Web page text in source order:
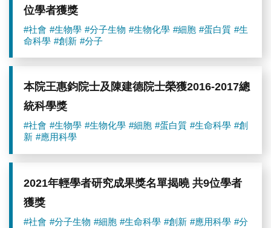
位學者獲獎
#社會 #生物學 #分子生物 #生物化學 #細胞 #蛋白質 #生
命科學 #創新 #分子
本院王惠鈞院士及陳建德院士榮獲2016-2017總
統科學獎
#社會 #生物學 #生物化學 #細胞 #蛋白質 #生命科學 #創
新 #應用科學
2021年輕學者研究成果獎名單揭曉 共9位學者
獲獎
#社會 #分子生物 #細胞 #生命科學 #創新 #應用科學 #分